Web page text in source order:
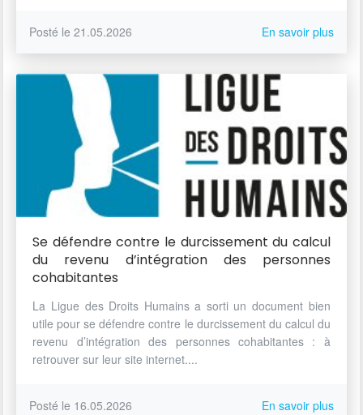
Posté le 21.05.2026 En savoir plus
Se défendre contre le durcissement du calcul
du revenu d’intégration des personnes
cohabitantes
La Ligue des Droits Humains a sorti un document bien
utile pour se défendre contre le durcissement du calcul du
revenu d’intégration des personnes cohabitantes : à
retrouver sur leur site internet....
Posté le 16.05.2026 En savoir plus